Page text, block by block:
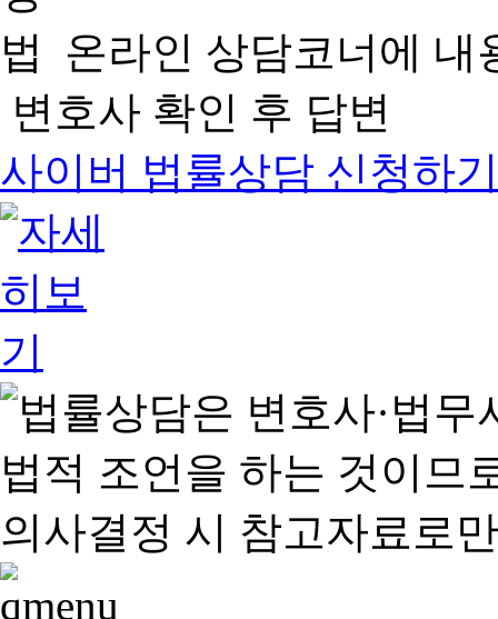
온라인 상담코너에 내
변호사 확인 후 답변
사이버 법률상담 신청하기